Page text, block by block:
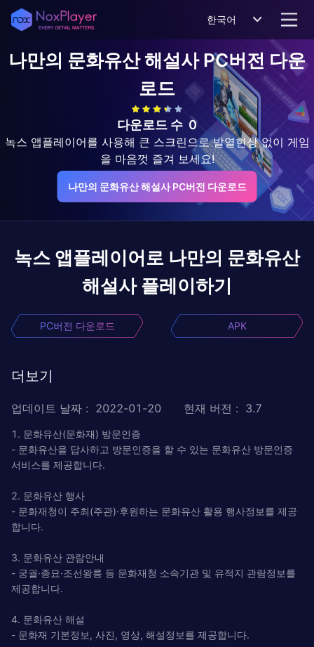
한국어
나만의 문화유산 해설사PC버전 다운
로드
다운로드 수 0
녹스 앱플레이어를 사용해 큰 스크린으로 발열현상 없이 게임
을 마음껏 즐겨 보세요!
나만의 문화유산 해설사 PC버전 다운로드
녹스 앱플레이어로 나만의 문화유산
해설사 플레이하기
PC버전 다운로드 APK
더보기
업데이트 날짜 : 2022-01-20 현재 버전 : 3.7
1. 문화유산(문화재) 방문인증
- 문화유산을 답사하고 방문인증을 할 수 있는 문화유산 방문인증
서비스를 제공합니다.
2. 문화유산 행사
- 문화재청이 주최(주관)·후원하는 문화유산 활용 행사정보를 제공
합니다.
3. 문화유산 관람안내
- 궁궐·종묘·조선왕릉 등 문화재청 소속기관 및 유적지 관람정보를
제공합니다.
4. 문화유산 해설
- 문화재 기본정보, 사진, 영상, 해설정보를 제공합니다.